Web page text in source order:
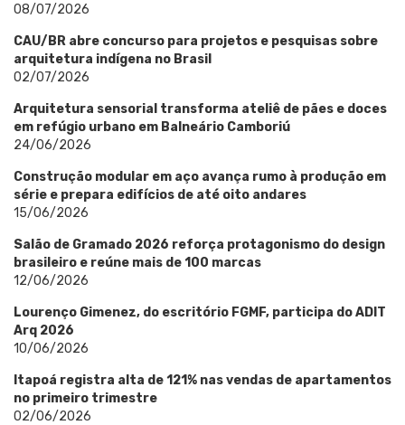
08/07/2026
CAU/BR abre concurso para projetos e pesquisas sobre
arquitetura indígena no Brasil
02/07/2026
Arquitetura sensorial transforma ateliê de pães e doces
em refúgio urbano em Balneário Camboriú
24/06/2026
Construção modular em aço avança rumo à produção em
série e prepara edifícios de até oito andares
15/06/2026
Salão de Gramado 2026 reforça protagonismo do design
brasileiro e reúne mais de 100 marcas
12/06/2026
Lourenço Gimenez, do escritório FGMF, participa do ADIT
Arq 2026
10/06/2026
Itapoá registra alta de 121% nas vendas de apartamentos
no primeiro trimestre
02/06/2026